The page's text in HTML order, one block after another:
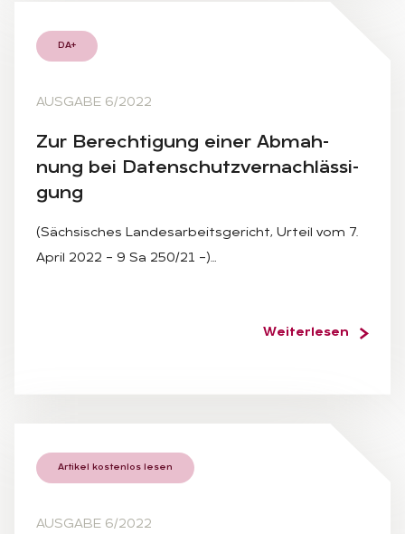
DA+
AUSGABE 6/2022
Zur Be­rech­ti­gung ei­ner Ab­mah­
nung bei Da­ten­schutz­ver­nach­läs­si­
gung
(Sächsisches Landesarbeitsgericht, Urteil vom 7.
April 2022 – 9 Sa 250/21 –)…
Weiterlesen
Artikel kostenlos lesen
AUSGABE 6/2022